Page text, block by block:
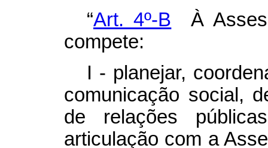
“Art. 4º-B À
compete:
I - planejar,
comunicação social,
de relações
articulação com a